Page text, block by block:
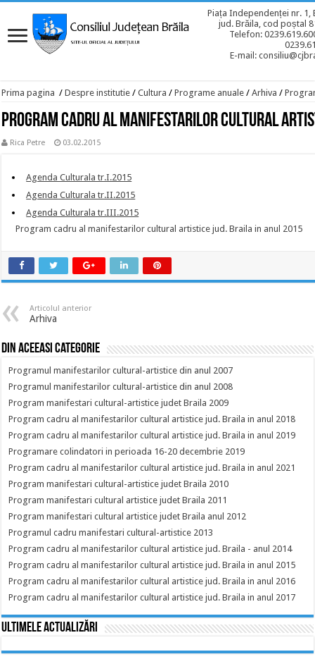
Piața Independenței nr. 1,
jud. Brăila, cod poștal
Telefon:
E-mail:
Prima pagina / Despre institutie / Cultura / Programe anuale / Arhiva /
Program cadru al manifestarilor cultural
Rica Petre 03.02.2015
Agenda Culturala tr.I.2015
Agenda Culturala tr.II.2015
Agenda Culturala tr.III.2015
Program cadru al manifestarilor cultural artistice jud. Braila in anul 2015
Articolul anterior
Arhiva
Din aceeasi categorie
Programul manifestarilor cultural-artistice din anul 2007
Programul manifestarilor cultural-artistice din anul 2008
Program manifestari cultural-artistice judet Braila 2009
Program cadru al manifestarilor cultural artistice jud. Braila in anul 2018
Program cadru al manifestarilor cultural artistice jud. Braila in anul 2019
Programare colindatori in perioada 16-20 decembrie 2019
Program cadru al manifestarilor cultural artistice jud. Braila in anul 2021
Program manifestari cultural-artistice judet Braila 2010
Program manifestari cultural artistice judet Braila 2011
Program manifestari cultural artistice judet Braila anul 2012
Programul cadru manifestari cultural-artistice 2013
Program cadru al manifestarilor cultural artistice jud. Braila - anul 2014
Program cadru al manifestarilor cultural artistice jud. Braila in anul 2015
Program cadru al manifestarilor cultural artistice jud. Braila in anul 2016
Program cadru al manifestarilor cultural artistice jud. Braila in anul 2017
Ultimele actualizări